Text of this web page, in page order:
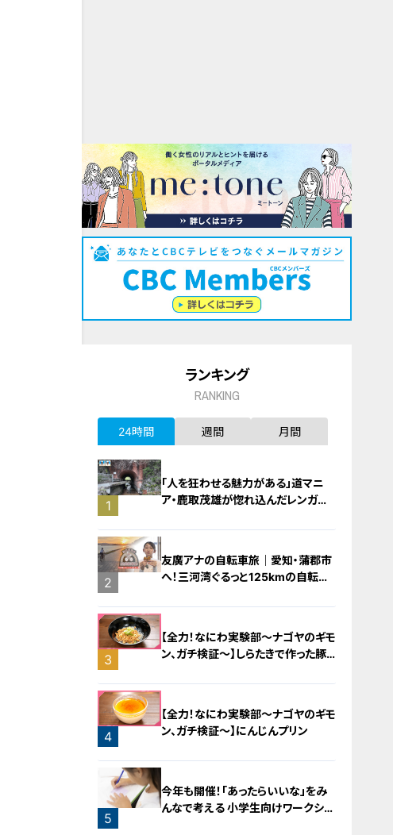
ランキング
RANKING
24時間 週間 月間
1
「人を狂わせる魅力がある」道マニ
ア・鹿取茂雄が惚れ込んだレンガの
2
友廣アナの自転車旅｜愛知・蒲郡市
へ！三河湾ぐるっと125kmの自転車
3
【全力！なにわ実験部～ナゴヤのギモ
ン、ガチ検証～】しらたきで作った豚
4
【全力！なにわ実験部～ナゴヤのギモ
ン、ガチ検証～】にんじんプリン
5
今年も開催！「あったらいいな」をみ
んなで考える 小学生向けワークショ